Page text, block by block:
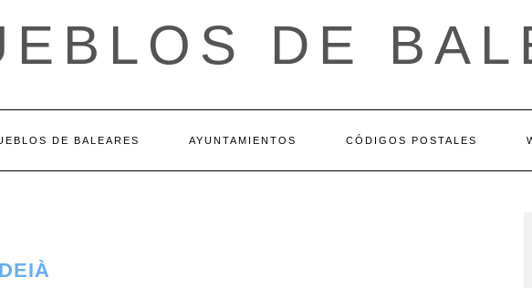
DE
DE BALEARES AYUNTAMIENTOS CÓDIGOS POSTALES